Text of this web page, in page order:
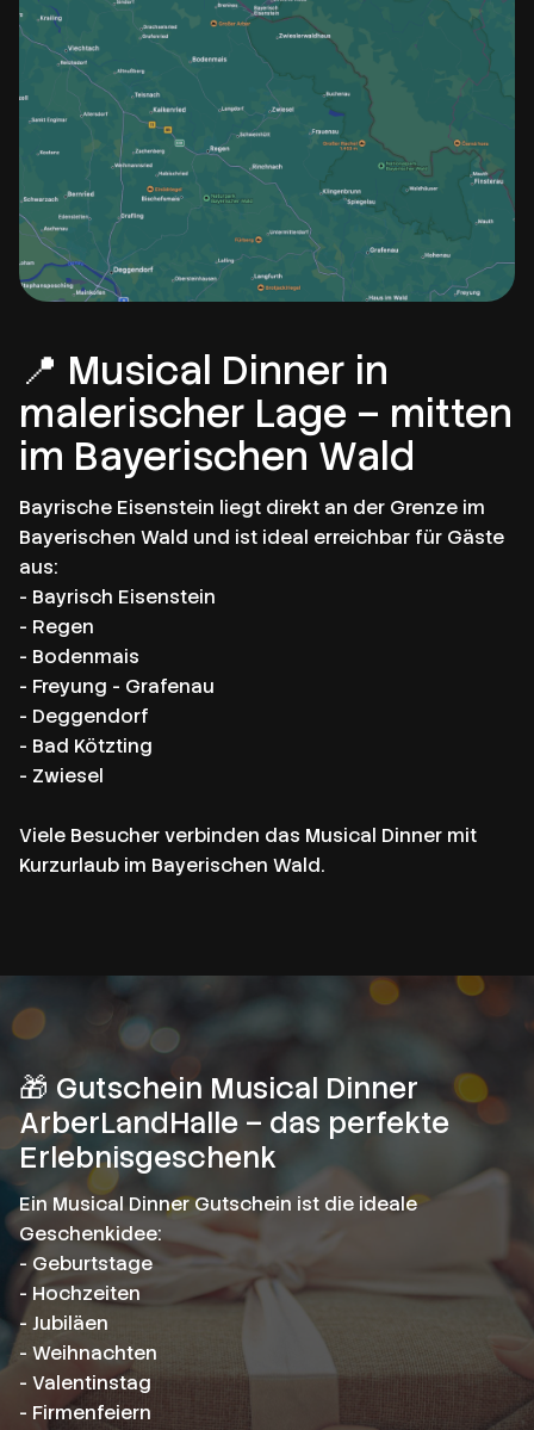
📍 Musical Dinner in
malerischer Lage – mitten
im Bayerischen Wald
Bayrische Eisenstein liegt direkt an der Grenze im
Bayerischen Wald und ist ideal erreichbar für Gäste
aus:
- Bayrisch Eisenstein
- Regen
- Bodenmais
- Freyung - Grafenau
- Deggendorf
- Bad Kötzting
- Zwiesel
Viele Besucher verbinden das Musical Dinner mit
Kurzurlaub im Bayerischen Wald.
🎁 Gutschein Musical Dinner
ArberLandHalle – das perfekte
Erlebnisgeschenk
Ein Musical Dinner Gutschein ist die ideale
Geschenkidee:
- Geburtstage
- Hochzeiten
- Jubiläen
- Weihnachten
- Valentinstag
- Firmenfeiern